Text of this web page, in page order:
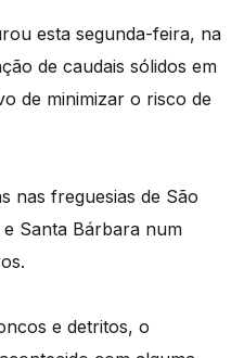
esta segunda-feira, na
de caudais sólidos em
de minimizar o risco de
nas freguesias de São
Santa Bárbara num
e detritos, o